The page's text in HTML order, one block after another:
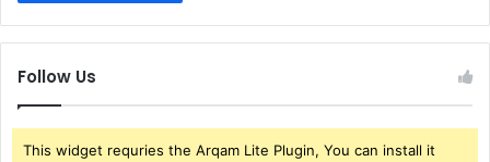
Follow Us
This widget requries the Arqam Lite Plugin, You can install it